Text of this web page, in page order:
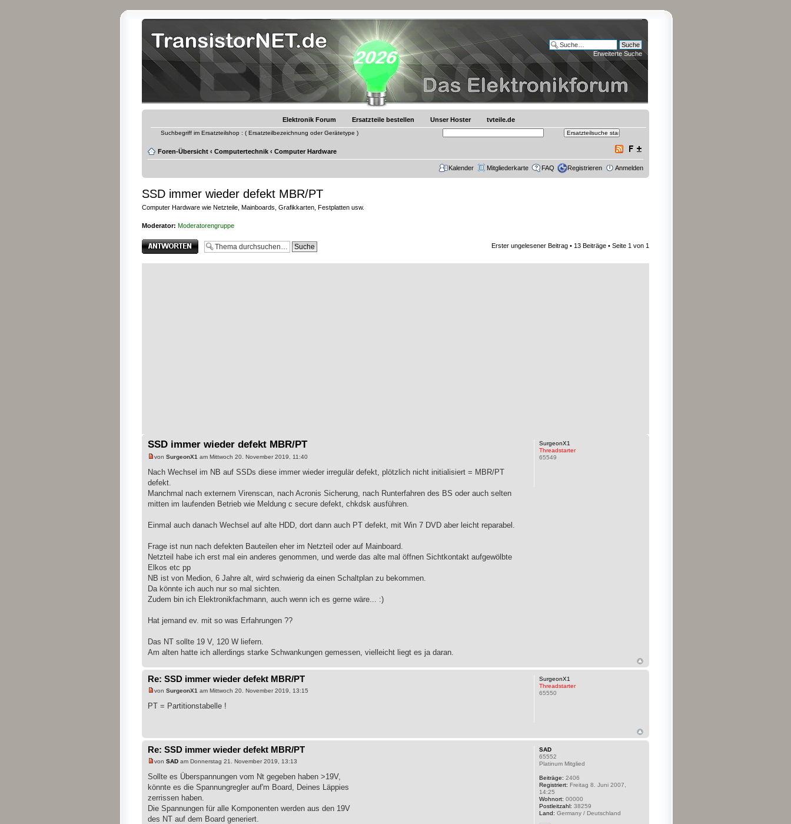
Erweiterte Suche
Elektronik Forum Ersatzteile bestellen Unser Hoster tvteile.de
Suchbegriff im Ersatzteilshop : ( Ersatzteilbezeichnung oder Gerätetype )
Foren-Übersicht ‹ Computertechnik ‹ Computer Hardware
Kalender Mitgliederkarte FAQ Registrieren Anmelden
SSD immer wieder defekt MBR/PT
Computer Hardware wie Netzteile, Mainboards, Grafikkarten, Festplatten usw.
Moderator: Moderatorengruppe
Antwort erstellen Erster ungelesener Beitrag • 13 Beiträge • Seite 1 von 1
SSD immer wieder defekt MBR/PT
von SurgeonX1 am Mittwoch 20. November 2019, 11:40
Nach Wechsel im NB auf SSDs diese immer wieder irregulär defekt, plötzlich nicht initialisiert = MBR/PT
defekt.
Manchmal nach externem Virenscan, nach Acronis Sicherung, nach Runterfahren des BS oder auch selten
mitten im laufenden Betrieb wie Meldung c secure defekt, chkdsk ausführen.
Einmal auch danach Wechsel auf alte HDD, dort dann auch PT defekt, mit Win 7 DVD aber leicht reparabel.
Frage ist nun nach defekten Bauteilen eher im Netzteil oder auf Mainboard.
Netzteil habe ich erst mal ein anderes genommen, und werde das alte mal öffnen Sichtkontakt aufgewölbte
Elkos etc pp
NB ist von Medion, 6 Jahre alt, wird schwierig da einen Schaltplan zu bekommen.
Da könnte ich auch nur so mal sichten.
Zudem bin ich Elektronikfachmann, auch wenn ich es gerne wäre... :)
Hat jemand ev. mit so was Erfahrungen ??
Das NT sollte 19 V, 120 W liefern.
Am alten hatte ich allerdings starke Schwankungen gemessen, vielleicht liegt es ja daran.
SurgeonX1
Threadstarter
65549
Re: SSD immer wieder defekt MBR/PT
von SurgeonX1 am Mittwoch 20. November 2019, 13:15
PT = Partitionstabelle !
SurgeonX1
Threadstarter
65550
Re: SSD immer wieder defekt MBR/PT
von SAD am Donnerstag 21. November 2019, 13:13
Sollte es Überspannungen vom Nt gegeben haben >19V,
könnte es die Spannungregler auf'm Board, Deines Läppies
zerrissen haben.
Die Spannungen für alle Komponenten werden aus den 19V
des NT auf dem Board generiert.
SAD
65552
Platinum Mitglied
Beiträge: 2406
Registriert: Freitag 8. Juni 2007,
14:25
Wohnort: 00000
Postleitzahl: 38259
Land: Germany / Deutschland